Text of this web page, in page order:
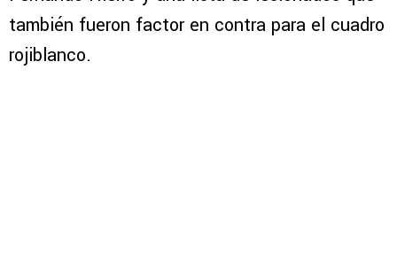
también fueron factor en contra para el cuadro
rojiblanco.